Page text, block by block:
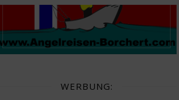
WERBUNG: